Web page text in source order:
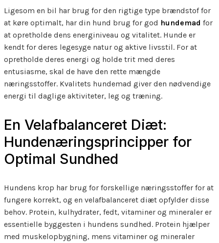
Ligesom en bil har brug for den rigtige type brændstof for
at køre optimalt, har din hund brug for god hundemad for
at opretholde dens energiniveau og vitalitet. Hunde er
kendt for deres legesyge natur og aktive livsstil. For at
opretholde deres energi og holde trit med deres
entusiasme, skal de have den rette mængde
næringsstoffer. Kvalitets hundemad giver den nødvendige
energi til daglige aktiviteter, leg og træning.
En Velafbalanceret Diæt:
Hundenæringsprincipper for
Optimal Sundhed
Hundens krop har brug for forskellige næringsstoffer for at
fungere korrekt, og en velafbalanceret diæt opfylder disse
behov. Protein, kulhydrater, fedt, vitaminer og mineraler er
essentielle byggesten i hundens sundhed. Protein hjælper
med muskelopbygning, mens vitaminer og mineraler